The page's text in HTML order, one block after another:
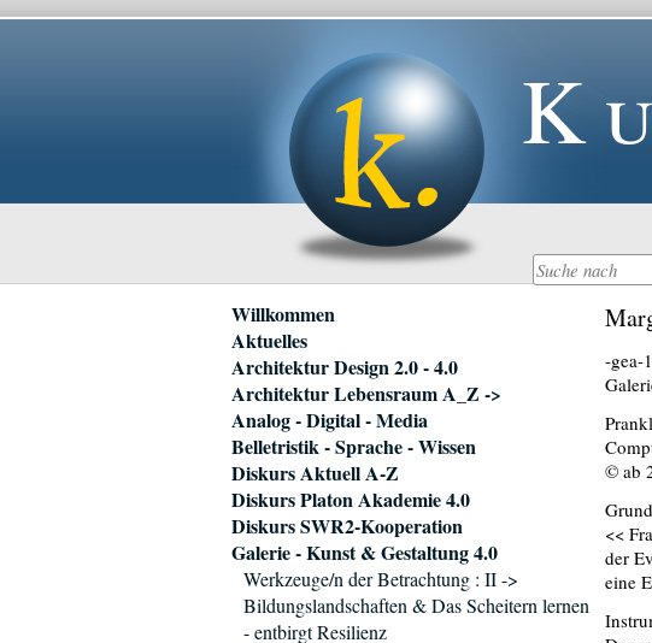
-gea-
© ab
<<
der
eine
Navigation
überspringen
Willkommen
Aktuelles
Architektur Design 2.0 - 4.0
Architektur Lebensraum A_Z ->
Analog - Digital - Media
Belletristik - Sprache - Wissen
Diskurs Aktuell A-Z
Diskurs Platon Akademie 4.0
Diskurs SWR2-Kooperation
Galerie - Kunst & Gestaltung 4.0
Werkzeuge/n der Betrachtung : II ->
Bildungslandschaften & Das Scheitern lernen
- entbirgt Resilienz